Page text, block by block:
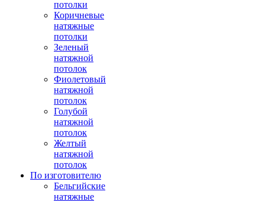
потолки
Коричневые
натяжные
потолки
Зеленый
натяжной
потолок
Фиолетовый
натяжной
потолок
Голубой
натяжной
потолок
Желтый
натяжной
потолок
По изготовителю
Бельгийские
натяжные